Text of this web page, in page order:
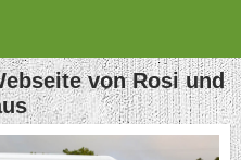
von Rosi und